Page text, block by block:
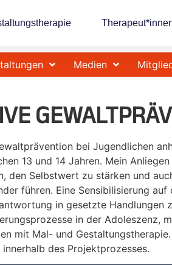
Medien
bei Jugendlichen
13 und 14 Jahren. Mein
den Selbstwert zu stärken und
führen. Eine Sensibilisierung
in gesetzte
in der Adoleszenz,
mit Mal- und
des Projektprozesses.